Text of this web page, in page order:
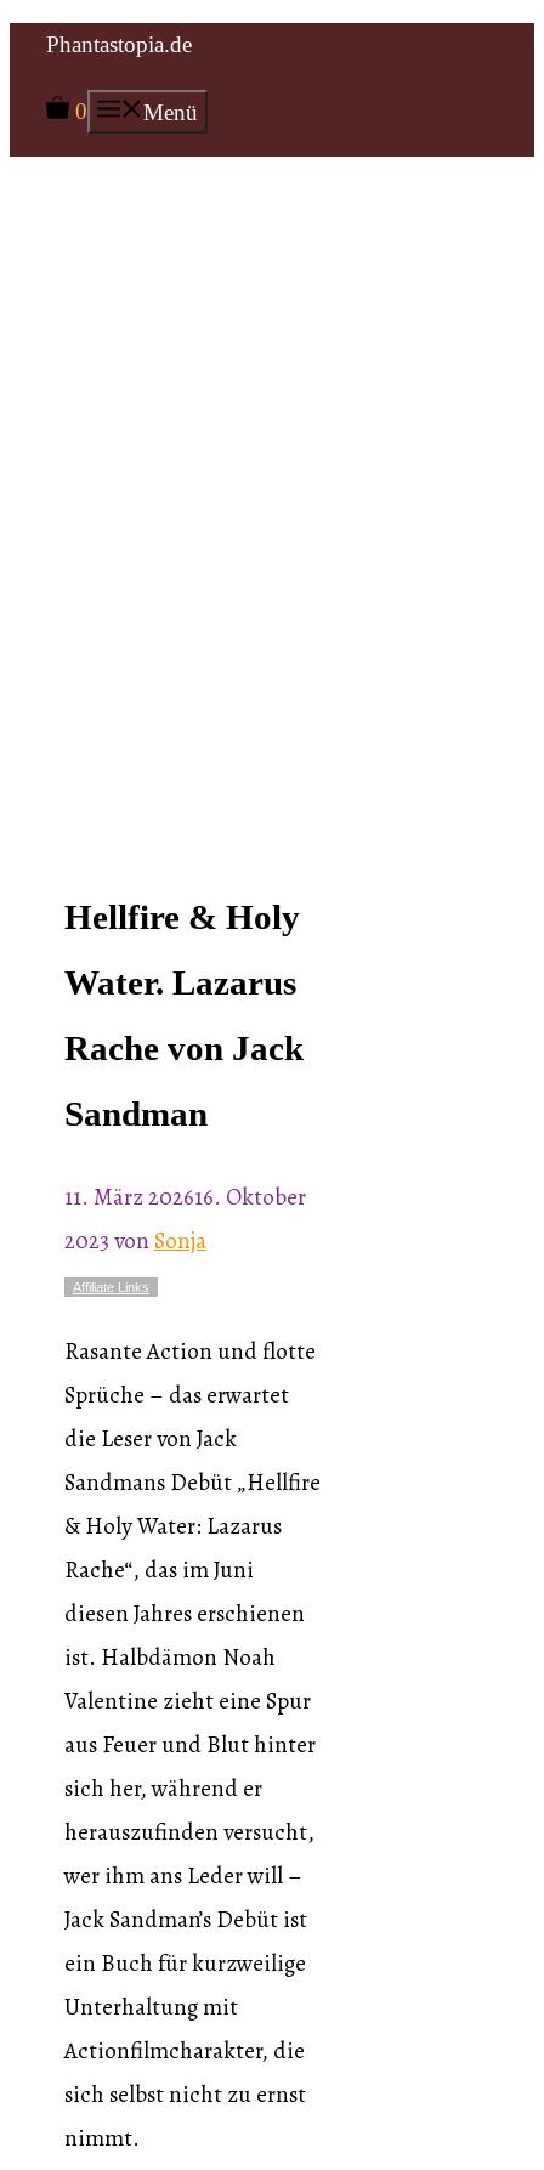
Zum
springen
Phantastopia.de
0 Menü
Hellfire & Holy
Water. Lazarus
Rache von Jack
Sandman
11. März 202616. Oktober
2023vonSonja
Affiliate Links
Rasante Action und flotte
Sprüche – das erwartet
die Leser von Jack
Sandmans Debüt „Hellfire
& Holy Water: Lazarus
Rache“, das im Juni
diesen Jahres erschienen
ist. Halbdämon Noah
Valentine zieht eine Spur
aus Feuer und Blut hinter
sich her, während er
herauszufinden versucht,
wer ihm ans Leder will –
Jack Sandman’s Debüt ist
ein Buch für kurzweilige
Unterhaltung mit
Actionfilmcharakter, die
sich selbst nicht zu ernst
nimmt.